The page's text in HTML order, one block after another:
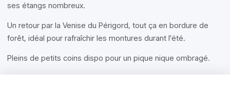
ses étangs nombreux.
Un retour par la Venise du Périgord, tout ça en bordure de
forêt, idéal pour rafraîchir les montures durant l'été.
Pleins de petits coins dispo pour un pique nique ombragé.